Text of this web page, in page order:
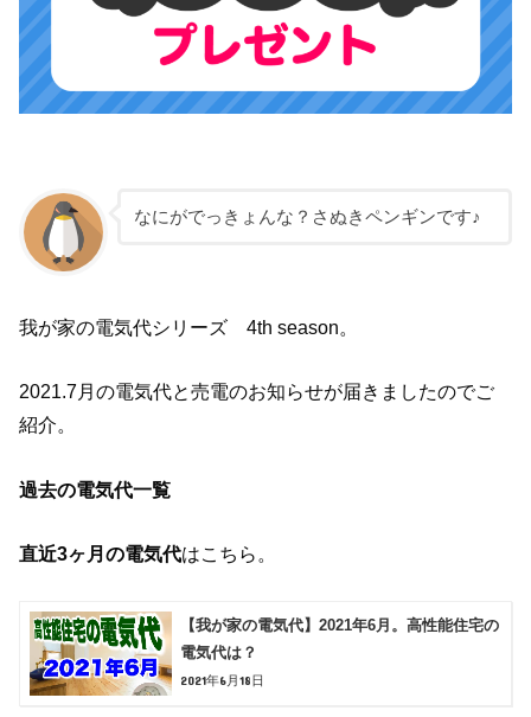
なにがでっきょんな？さぬきペンギンです♪
我が家の電気代シリーズ 4th season。
2021.7月の電気代と売電のお知らせが届きましたのでご
紹介。
過去の電気代一覧
直近3ヶ月の電気代はこちら。
【我が家の電気代】2021年6月。高性能住宅の
電気代は？
2021年6月18日